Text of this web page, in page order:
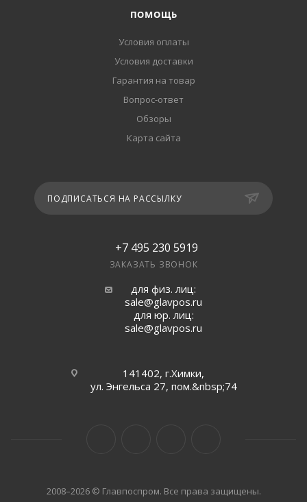
ПОМОЩЬ
Условия оплаты
Условия доставки
Гарантия на товар
Вопрос-ответ
Обзоры
Карта сайта
ПОДПИСАТЬСЯ НА РАССЫЛКУ
+7 495 230 5919
ЗАКАЗАТЬ ЗВОНОК
для физ. лиц:
sale@glavpos.ru
для юр. лиц:
sale@glavpos.ru
141402, г.Химки,
ул. Энгельса 27, пом.&nbsp;74
2008–2026 © Главпоспром. Все права защищены.